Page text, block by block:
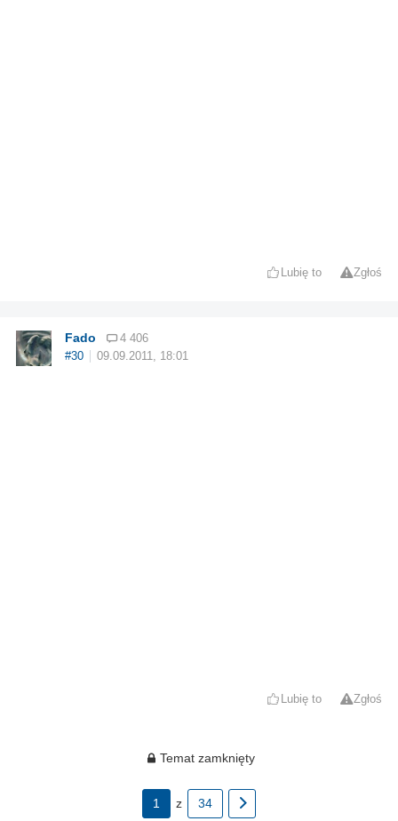
Lubię to Zgłoś
Fado
4 406
#30
09.09.2011, 18:01
Lubię to Zgłoś
Temat zamknięty
1 z 34